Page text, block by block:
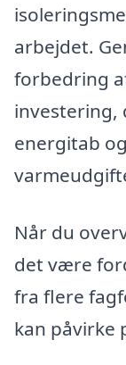
arbejdet.
forbedring
investering,
energitab
Når du
det være
fra flere
kan påvirke